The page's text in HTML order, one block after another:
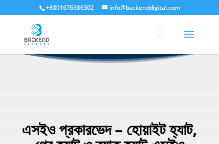
+8801676386302 info@backenddigital.com
এসইও প্রকারভেদ – হোয়াইট হ্যাট,